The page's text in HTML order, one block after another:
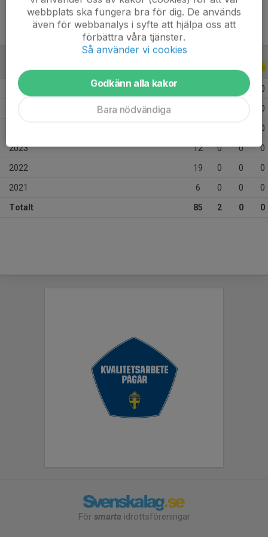
ALLA SERIER ALLA ÅR
2026 0
0
0
2023 12 0 0 0
2022 19 0 0 0
2021 6 0 0 0
Totalt 85 2 0 0
För smarta idrottsföreningar
webbplats ska fungera bra för dig. De används
även för webbanalys i syfte att hjälpa oss att
förbättra våra tjänster.
Så använder vi cookies
Godkänn alla kakor
Bara nödvändiga